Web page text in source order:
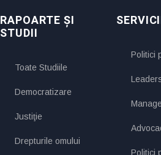
RAPOARTE ȘI
STUDII
Toate Studiile
Democratizare
Justiţie
Drepturile omului
Politici
Politici